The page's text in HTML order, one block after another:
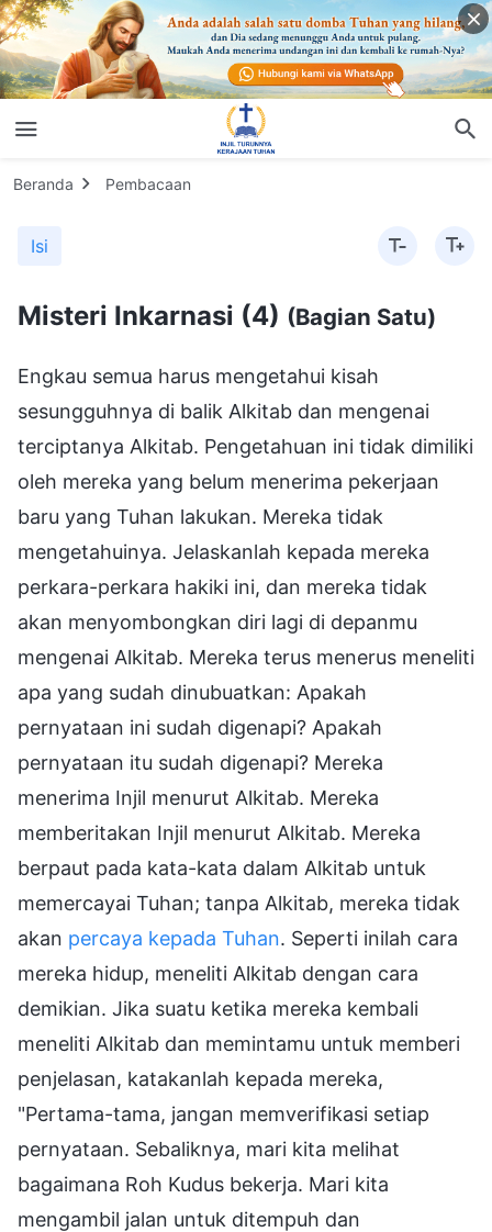
Beranda Pembacaan
Isi
Misteri Inkarnasi (4) (Bagian Satu)
Engkau semua harus mengetahui kisah
sesungguhnya di balik Alkitab dan mengenai
terciptanya Alkitab. Pengetahuan ini tidak dimiliki
oleh mereka yang belum menerima pekerjaan
baru yang Tuhan lakukan. Mereka tidak
mengetahuinya. Jelaskanlah kepada mereka
perkara-perkara hakiki ini, dan mereka tidak
akan menyombongkan diri lagi di depanmu
mengenai Alkitab. Mereka terus menerus meneliti
apa yang sudah dinubuatkan: Apakah
pernyataan ini sudah digenapi? Apakah
pernyataan itu sudah digenapi? Mereka
menerima Injil menurut Alkitab. Mereka
memberitakan Injil menurut Alkitab. Mereka
berpaut pada kata-kata dalam Alkitab untuk
memercayai Tuhan; tanpa Alkitab, mereka tidak
akan percaya kepada Tuhan. Seperti inilah cara
mereka hidup, meneliti Alkitab dengan cara
demikian. Jika suatu ketika mereka kembali
meneliti Alkitab dan memintamu untuk memberi
penjelasan, katakanlah kepada mereka,
"Pertama-tama, jangan memverifikasi setiap
pernyataan. Sebaliknya, mari kita melihat
bagaimana Roh Kudus bekerja. Mari kita
mengambil jalan untuk ditempuh dan